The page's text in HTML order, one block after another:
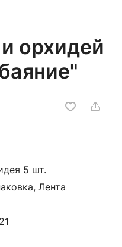
орхидей
5 шт.
Лента
21